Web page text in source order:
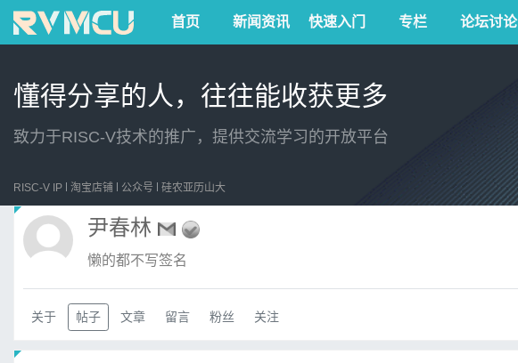
首页 新闻资讯 快速入门 专栏 论坛讨论
懂得分享的人，往往能收获更多
致力于RISC-V技术的推广，提供交流学习的开放平台
RISC-V IP 淘宝店铺 公众号 硅农亚历山大
尹春林
懒的都不写签名
关于 帖子 文章 留言 粉丝 关注